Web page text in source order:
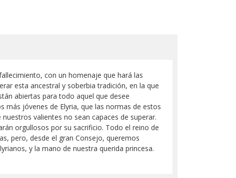
con un homenaje que hará las
esta ancestral y soberbia tradición, en la que
abiertas para todo aquel que desee
más jóvenes de Elyria, que las normas de estos
valientes no sean capaces de superar.
orgullosos por su sacrificio. Todo el reino de
pero, desde el gran Consejo, queremos
y la mano de nuestra querida princesa.